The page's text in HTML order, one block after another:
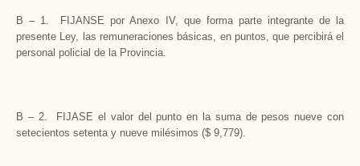
B – 1. FIJANSE por Anexo IV, que forma parte integrante de la
presente Ley, las remuneraciones básicas, en puntos, que percibirá el
personal policial de la Provincia.
B – 2. FIJASE el valor del punto en la suma de pesos nueve con
setecientos setenta y nueve milésimos ($ 9,779).